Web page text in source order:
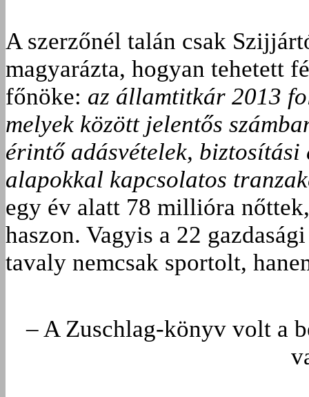
A szerzőnél talán csak
magyarázta, hogyan tehetett
főnöke: az államtitkár 2013
melyek között jelentős
érintő adásvételek, biztosítási
alapokkal kapcsolatos
egy év alatt 78 millióra
haszon. Vagyis a 22
tavaly nemcsak sportolt,
– A Zuschlag-könyv volt a